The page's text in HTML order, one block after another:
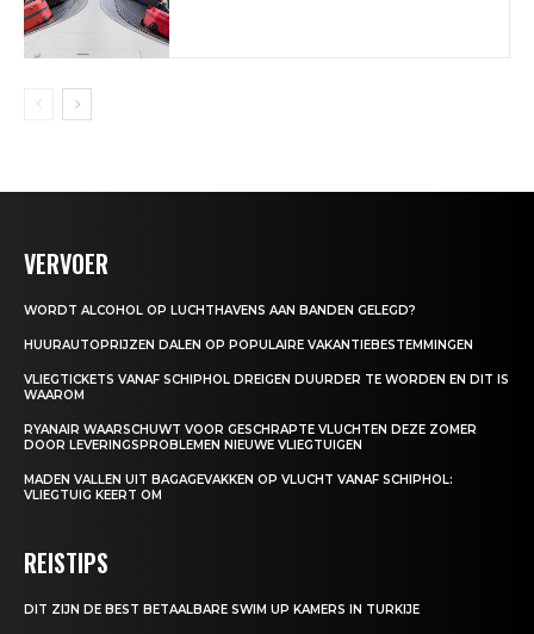
VERVOER
WORDT ALCOHOL OP LUCHTHAVENS AAN BANDEN GELEGD?
HUURAUTOPRIJZEN DALEN OP POPULAIRE VAKANTIEBESTEMMINGEN
VLIEGTICKETS VANAF SCHIPHOL DREIGEN DUURDER TE WORDEN EN DIT IS
WAAROM
RYANAIR WAARSCHUWT VOOR GESCHRAPTE VLUCHTEN DEZE ZOMER
DOOR LEVERINGSPROBLEMEN NIEUWE VLIEGTUIGEN
MADEN VALLEN UIT BAGAGEVAKKEN OP VLUCHT VANAF SCHIPHOL:
VLIEGTUIG KEERT OM
REISTIPS
DIT ZIJN DE BEST BETAALBARE SWIM UP KAMERS IN TURKIJE